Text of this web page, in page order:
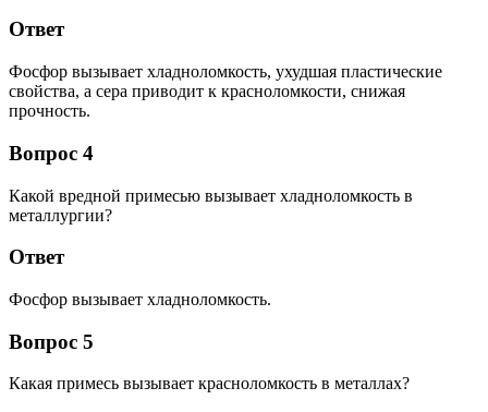
Ответ
Фосфор вызывает хладноломкость, ухудшая пластические
свойства, а сера приводит к красноломкости, снижая
прочность.
Вопрос 4
Какой вредной примесью вызывает хладноломкость в
металлургии?
Ответ
Фосфор вызывает хладноломкость.
Вопрос 5
Какая примесь вызывает красноломкость в металлах?